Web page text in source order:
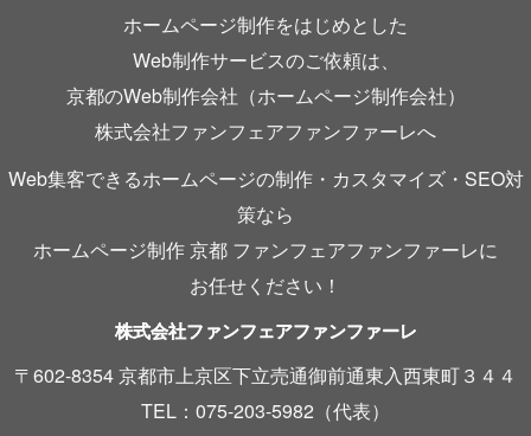
ホームページ制作をはじめとした
Web制作サービスのご依頼は、
京都のWeb制作会社（ホームページ制作会社）
株式会社ファンフェアファンファーレへ
Web集客できるホームページの制作・カスタマイズ・SEO対
策なら
ホームページ制作 京都 ファンフェアファンファーレに
お任せください！
株式会社ファンフェアファンファーレ
〒602-8354 京都市上京区下立売通御前通東入西東町３４４
TEL：075-203-5982（代表）